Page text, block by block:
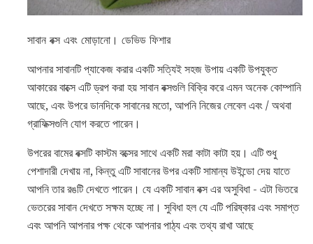
সাবান বক্স এবং মোড়ানো। ডেভিড ফিশার
আপনার সাবানটি প্যাকেজ করার একটি সত্যিই সহজ উপায় একটি উপযুক্ত
আকারের বাক্সে এটি ড্রপ করা হয় সাবান বক্সগুলি বিক্রি করে এমন অনেক কোম্পানি
আছে, এবং উপরে ডানদিকে সাবানের মতো, আপনি নিজের লেবেল এবং / অথবা
গ্রাফিক্সগুলি যোগ করতে পারেন।
উপরের বামের বক্সটি কাস্টম বক্সের সাথে একটি মরা কাটা কাটা হয়। এটি শুধু
পেশাদারী দেখায় না, কিন্তু এটি সাবানের উপর একটি সামান্য উইন্ডো দেয় যাতে
আপনি তার রঙটি দেখতে পারেন। যে একটি সাবান বক্স এর অসুবিধা - এটা ভিতরে
ভেতরের সাবান দেখতে সক্ষম হচ্ছে না। সুবিধা হল যে এটি পরিষ্কার এবং সমাপ্ত
এবং আপনি আপনার পক্ষ থেকে আপনার পাঠ্য এবং তথ্য রাখা আছে